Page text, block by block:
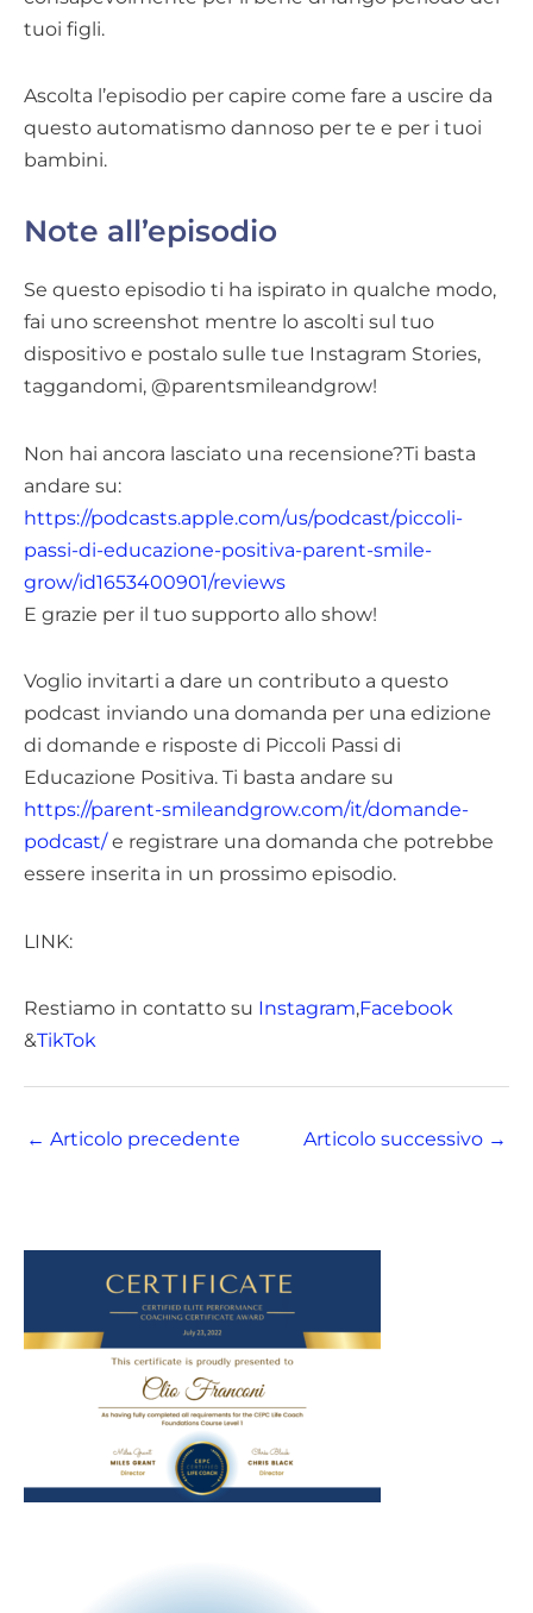
tuoi figli.
Ascolta l’episodio per capire come fare a uscire da
questo automatismo dannoso per te e per i tuoi
bambini.
Note all’episodio
Se questo episodio ti ha ispirato in qualche modo,
fai uno screenshot mentre lo ascolti sul tuo
dispositivo e postalo sulle tue Instagram Stories,
taggandomi, @parentsmileandgrow!
Non hai ancora lasciato una recensione?Ti basta
andare su:
https://podcasts.apple.com/us/podcast/piccoli-
passi-di-educazione-positiva-parent-smile-
grow/id1653400901/reviews
E grazie per il tuo supporto allo show!
Voglio invitarti a dare un contributo a questo
podcast inviando una domanda per una edizione
di domande e risposte di Piccoli Passi di
Educazione Positiva. Ti basta andare su
https://parent-smileandgrow.com/it/domande-
podcast/e registrare una domanda che potrebbe
essere inserita in un prossimo episodio.
LINK:
Restiamo in contatto su Instagram,Facebook
&TikTok
← Articolo precedente Articolo successivo →
a
e